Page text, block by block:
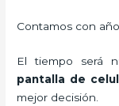
Contamos con
El tiempo será
pantalla de
mejor decisión.